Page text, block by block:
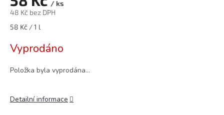
/ ks
48 Kč bez DPH
Měrná
58 Kč / 1 l
Vyprodáno
Položka byla vyprodána…
Detailní informace